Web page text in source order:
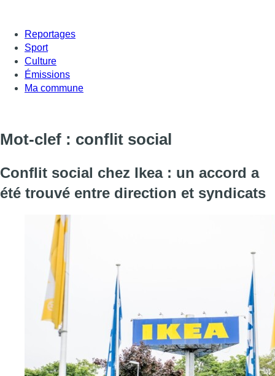
Reportages
Sport
Culture
Émissions
Ma commune
Mot-clef : conflit social
Conflit social chez Ikea : un accord a
été trouvé entre direction et syndicats